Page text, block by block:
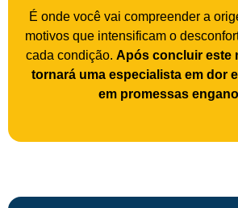
É onde você vai compreender a
motivos que intensificam o
cada condição. Após concluir este
tornará uma especialista em dor
em promessas